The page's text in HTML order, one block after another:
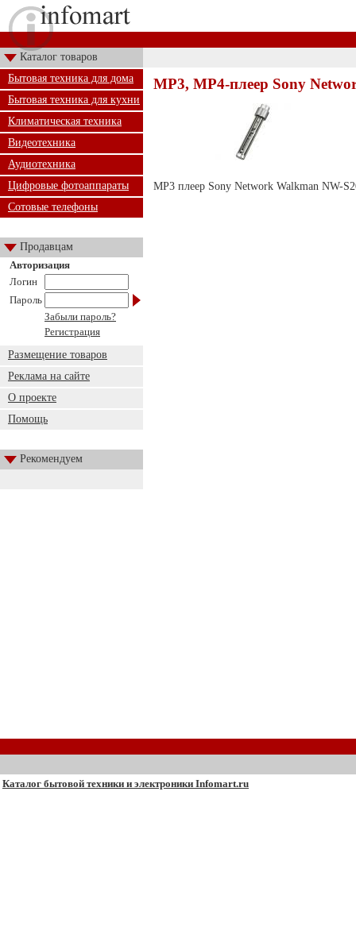
Каталог товаров
Бытовая техника для дома
Бытовая техника для кухни
Климатическая техника
Видеотехника
Аудиотехника
Цифровые фотоаппараты
Сотовые телефоны
Продавцам
Авторизация
Логин
Пароль
Забыли пароль?
Регистрация
Размещение товаров
Реклама на сайте
О проекте
Помощь
Рекомендуем
MP3, MP4-плеер Sony
MP3 плеер Sony Network Walkman NW-
Каталог бытовой техники и электроники Infomart.ru